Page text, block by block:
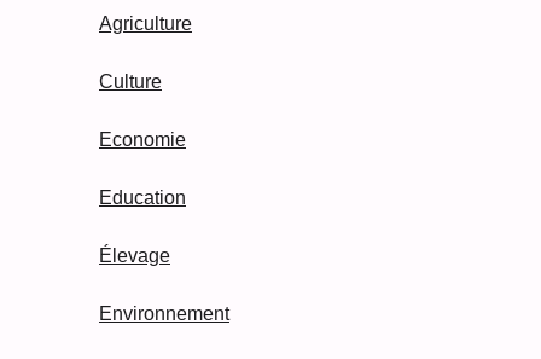
Agriculture
Culture
Economie
Education
Élevage
Environnement